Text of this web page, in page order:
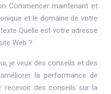
Commencer maintenant et
et le domaine de votre
Quelle est votre adresse
Web ?
je veux des conseils et des
la performance de
recevoir des conseils sur la